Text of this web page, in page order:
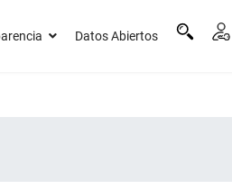
Datos Abiertos